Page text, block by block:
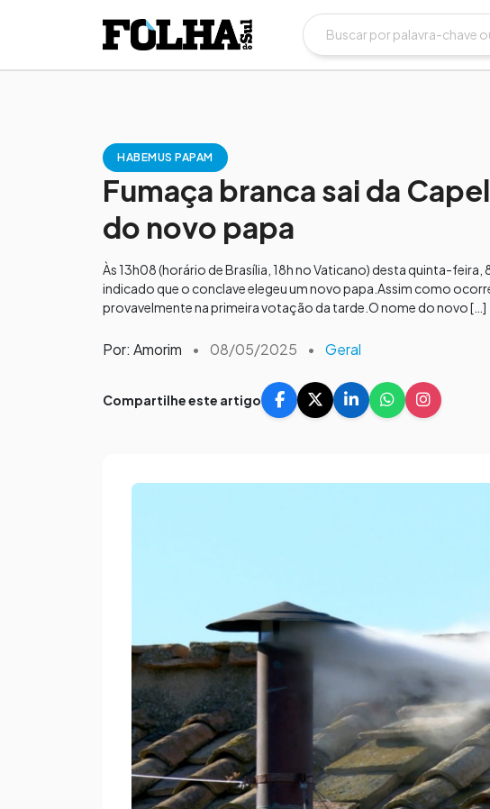
HABEMUS PAPAM
Fumaça branca sai da
do novo papa
Às 13h08 (horário de Brasília, 18h no Vaticano) desta quinta-
indicado que o conclave elegeu um novo papa.Assim como
provavelmente na primeira votação da tarde.O nome do novo […]
Por: Amorim • 08/05/2025 • Geral
Compartilhe este artigo